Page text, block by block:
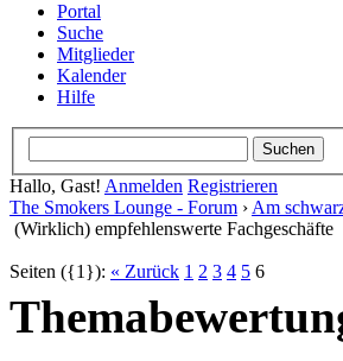
Portal
Suche
Mitglieder
Kalender
Hilfe
Hallo, Gast! Anmelden Registrieren
The Smokers Lounge - Forum › Am
(Wirklich) empfehlenswerte Fachgeschäfte
Seiten ({1}): « Zurück 1 2 3 4 5 6